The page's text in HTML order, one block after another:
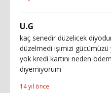
U.G
kaç senedir düzelicek
düzelmedi işimizi
yok kredi kartını neden
diyemiyorum
14 yıl önce